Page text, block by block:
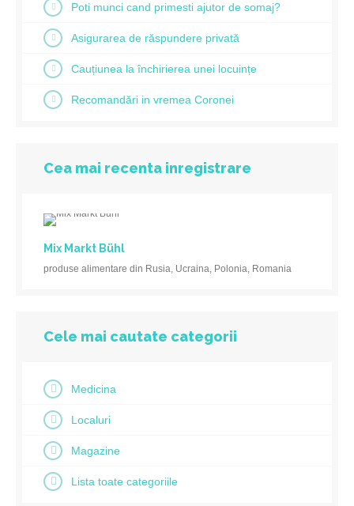
Poti munci cand primesti ajutor de somaj?
Asigurarea de răspundere privată
Cauțiunea la închirierea unei locuințe
Recomandări in vremea Coronei
Cea mai recenta inregistrare
Mix Markt Bühl
produse alimentare din Rusia, Ucraina, Polonia, Romania
Cele mai cautate categorii
Medicina
Localuri
Magazine
Lista toate categoriile